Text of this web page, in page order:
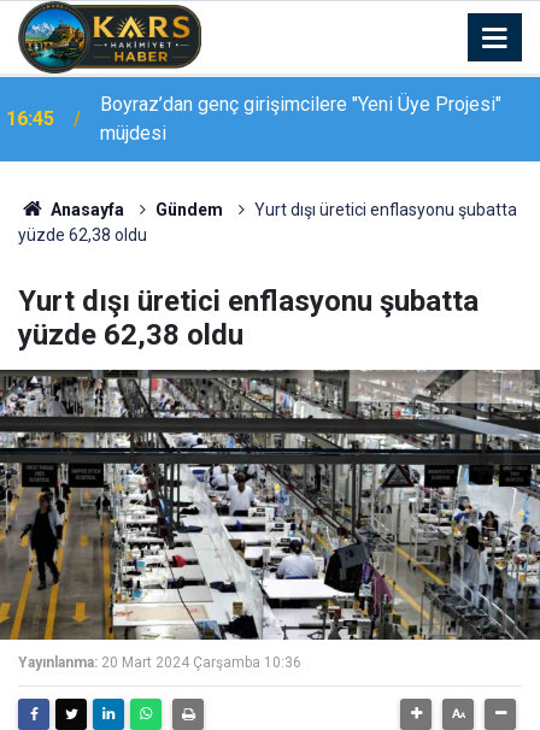
16:37
Palandöken Geçidi’nde feci kaza: 150 metrelik
uçuruma yuvarlandı
Anasayfa Gündem
Yurt dışı üretici enflasyonu şubatta
yüzde 62,38 oldu
Yurt dışı üretici enflasyonu şubatta
yüzde 62,38 oldu
Yayınlanma: 20 Mart 2024 Çarşamba 10:36